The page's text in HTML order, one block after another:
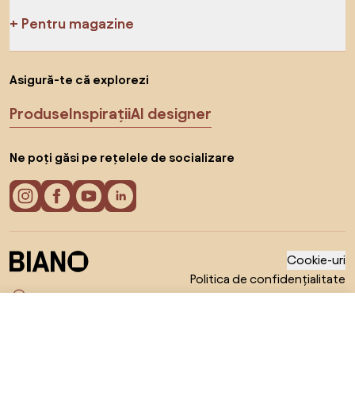
Pentru magazine
Asigură-te că explorezi
ProduseInspirațiiAI designer
Ne poți găsi pe rețelele de socializare
Cookie-uri
Politica de confidențialitate